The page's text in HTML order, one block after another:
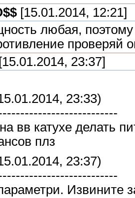
[15.01.2014, 12:21]
любая,
23:37]
23:33)
вв катухе делать
плз
23:37)
Извините